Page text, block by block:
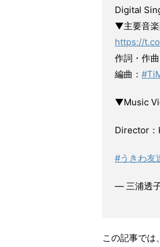
Digital
▼主要音楽
https://
作詞・作曲
編曲：
▼Music
Director
#うきわ友
— 三浦透
この記事では、